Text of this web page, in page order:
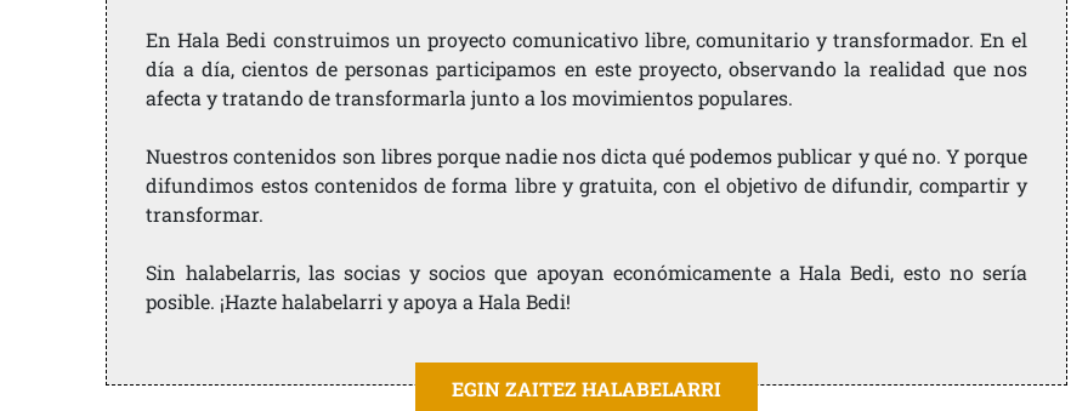
En Hala Bedi construimos un proyecto comunicativo libre, comunitario y transformador. En el
día a día, cientos de personas participamos en este proyecto, observando la realidad que nos
afecta y tratando de transformarla junto a los movimientos populares.
Nuestros contenidos son libres porque nadie nos dicta qué podemos publicar y qué no. Y porque
difundimos estos contenidos de forma libre y gratuita, con el objetivo de difundir, compartir y
transformar.
Sin halabelarris, las socias y socios que apoyan económicamente a Hala Bedi, esto no sería
posible. ¡Hazte halabelarri y apoya a Hala Bedi!
EGIN ZAITEZ HALABELARRI